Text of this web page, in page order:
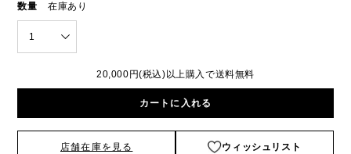
数量 在庫あり
1
20,000円(税込)以上購入で送料無料
カートに入れる
店舗在庫を見る ウィッシュリスト